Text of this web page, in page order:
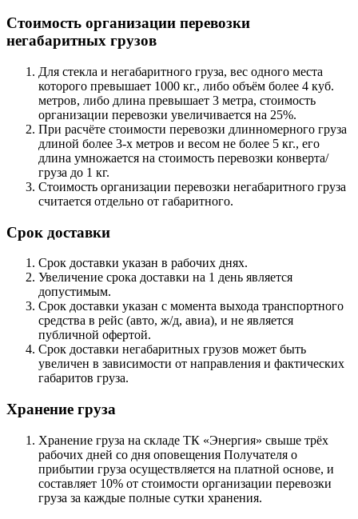
Стоимость организации перевозки
негабаритных грузов
Для стекла и негабаритного груза, вес одного места
которого превышает 1000 кг., либо объём более 4 куб.
метров, либо длина превышает 3 метра, стоимость
организации перевозки увеличивается на 25%.
При расчёте стоимости перевозки длинномерного груза
длиной более 3-х метров и весом не более 5 кг., его
длина умножается на стоимость перевозки конверта/
груза до 1 кг.
Стоимость организации перевозки негабаритного груза
считается отдельно от габаритного.
Срок доставки
Срок доставки указан в рабочих днях.
Увеличение срока доставки на 1 день является
допустимым.
Срок доставки указан с момента выхода транспортного
средства в рейс (авто, ж/д, авиа), и не является
публичной офертой.
Срок доставки негабаритных грузов может быть
увеличен в зависимости от направления и фактических
габаритов груза.
Хранение груза
Хранение груза на складе ТК «Энергия» свыше трёх
рабочих дней со дня оповещения Получателя о
прибытии груза осуществляется на платной основе, и
составляет 10% от стоимости организации перевозки
груза за каждые полные сутки хранения.